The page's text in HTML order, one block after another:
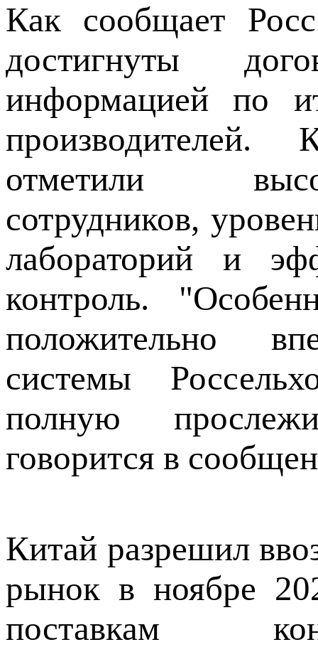
Как сообщает
достигнуты
информацией по
производителей.
отметили
сотрудников,
лабораторий и
контроль.
положительно
системы
полную
говорится в
Китай разрешил
рынок в ноябре
поставкам